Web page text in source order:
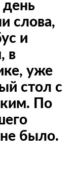
день
слова,
и
в
уже
стол с
По
было.